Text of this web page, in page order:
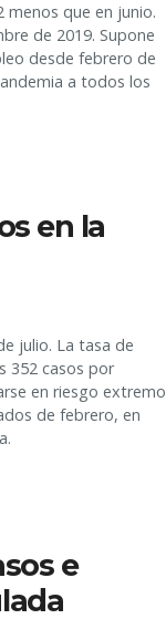
menos que en junio.
de 2019. Supone
desde febrero de
a todos los
en la
julio. La tasa de
352 casos por
en riesgo extremo
de febrero, en
e